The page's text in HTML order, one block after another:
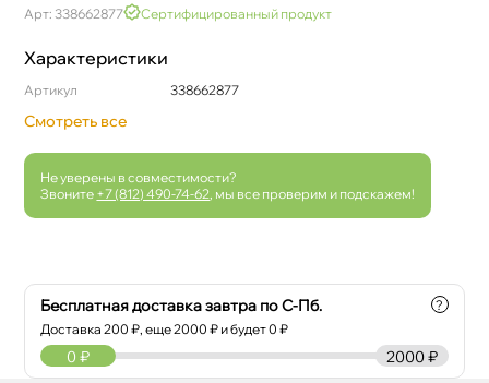
Арт: 338662877 Сертифицированный продукт
Характеристики
Артикул 338662877
Смотреть все
Не уверены в совместимости?
Звоните +7 (812) 490-74-62 , мы все проверим и подскажем!
Бесплатная доставка завтра по С-Пб.
Доставка200 ₽, еще2000 ₽ и будет 0 ₽
?
2000 ₽
0 ₽